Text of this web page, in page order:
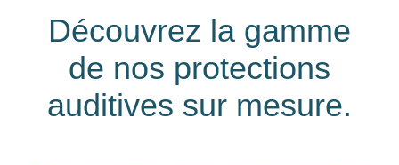
Découvrez la gamme
de nos protections
auditives sur mesure.